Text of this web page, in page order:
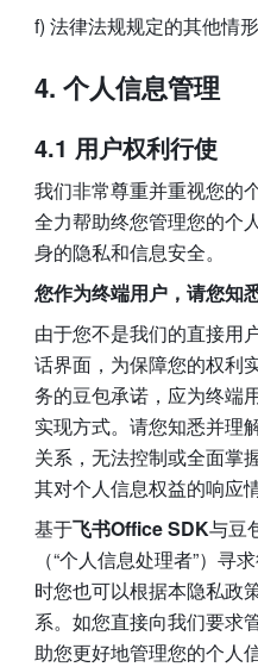
f) 法律法规规定的其他情形
个人信息管理
4.1 用户权利行使
我们非常尊重并重视您的
全力帮助终您管理您的个
身的隐私和信息安全。
您作为终端用户，请您知
由于您不是我们的直接用
话界面，为保障您的权利
务的豆包承诺，应为终端
实现方式。请您知悉并理
关系，无法控制或全面掌
其对个人信息权益的响应情
基于飞书Office SDK与豆
（“个人信息处理者”）寻
时您也可以根据本隐私政
系。如您直接向我们要求
助您更好地管理您的个人